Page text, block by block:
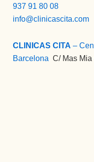
937 91 80 08
info@clinicascita.com
CLINICAS CITA –
Barcelona :C/ Mas